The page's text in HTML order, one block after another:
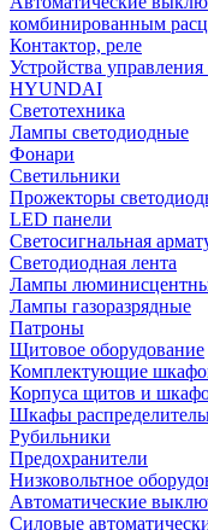
комбинированным
Контактор, реле
Устройства
HYUNDAI
Светотехника
Лампы светодиодные
Фонари
Светильники
Прожекторы
LED панели
Светосигнальная
Светодиодная лента
Лампы
Лампы газоразрядные
Патроны
Щитовое оборудование
Комплектующие
Корпуса щитов и
Шкафы
Рубильники
Предохранители
Низковольтное
Автоматические
Силовые